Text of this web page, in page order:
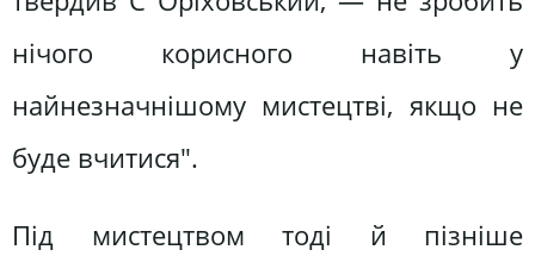
нічого корисного навіть у
найнезначнішому мистецтві, якщо не
буде вчитися".
Під мистецтвом тоді й пізніше